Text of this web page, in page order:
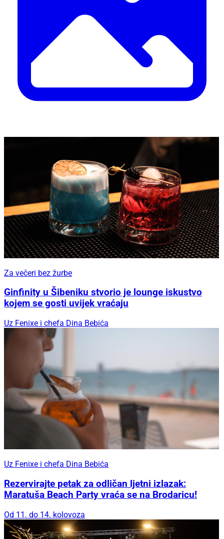
Za večeri bez žurbe
Ginfinity u Šibeniku stvorio je lounge iskustvo
kojem se gosti uvijek vraćaju
Uz Fenixe i chefa Dina Bebića
Uz Fenixe i chefa Dina Bebića
Rezervirajte petak za odličan ljetni izlazak:
Maratuša Beach Party vraća se na Brodaricu!
Od 11. do 14. kolovoza